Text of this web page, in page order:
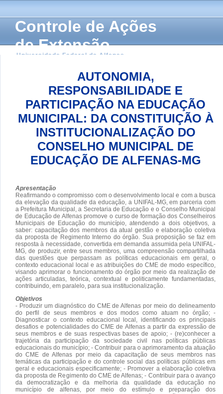
Controle de Ações
de Extensão
Universidade Federal de Alfenas
AUTONOMIA,
RESPONSABILIDADE E
PARTICIPAÇÃO NA EDUCAÇÃO
MUNICIPAL: DA CONSTITUIÇÃO À
INSTITUCIONALIZAÇÃO DO
CONSELHO MUNICIPAL DE
EDUCAÇÃO DE ALFENAS-MG
Apresentação
Reafirmando o compromisso com o desenvolvimento local e com a busca
da elevação da qualidade da educação, a UNIFAL-MG, em parceria com
a Prefeitura Municipal, a Secretaria de Educação e o Conselho Municipal
de Educação de Alfenas promove o curso de formação dos Conselheiros
Municipais de Educação do município, atendendo a dois objetivos, a
saber: capacitação dos membros da atual gestão e elaboração coletiva
da proposta de Regimento Interno do órgão. Sua proposição se faz em
resposta à necessidade, convertida em demanda assumida pela UNIFAL-
MG, de produzir, entre seus membros, uma compreensão compartilhada
das questões que perpassam as políticas educacionais em geral, o
contexto educacional local e as atribuições do CME de modo específico,
visando aprimorar o funcionamento do órgão por meio da realização de
ações articuladas, teórica, contextual e politicamente fundamentadas,
contribuindo, em paralelo, para sua institucionalização.
Objetivos
- Produzir um diagnóstico do CME de Alfenas por meio do delineamento
do perfil de seus membros e dos modos como atuam no órgão; -
Diagnosticar o contexto educacional local, identificando os principais
desafios e potencialidades do CME de Alfenas a partir da expressão de
seus membros e de suas respectivas bases de apoio; - (re)conhecer a
trajetória da participação da sociedade civil nas políticas públicas
educacionais do município; - Contribuir para o aprimoramento da atuação
do CME de Alfenas por meio da capacitação de seus membros nas
temáticas da participação e do controle social das políticas públicas em
geral e educacionais especificamente; - Promover a elaboração coletiva
da proposta de Regimento do CME de Alfenas; - Contribuir para o avanço
da democratização e da melhoria da qualidade da educação no
município de alfenas, por meio do estímulo e preparação dos